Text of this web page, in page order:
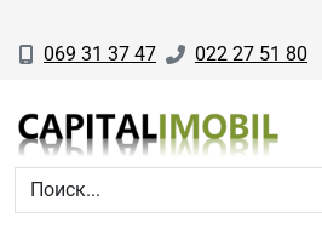
069 31 37 47 022 27 51 80